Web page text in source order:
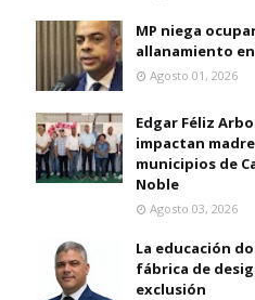
MP niega
allanamiento
Agosto 01, 2026
Edgar Féliz
impactan
municipios de
Noble
Agosto 03, 2026
La educación
fábrica de
exclusión